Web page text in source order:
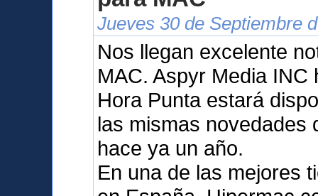
Jueves 30 de Septiembre
Nos llegan excelente
MAC. Aspyr Media
Hora Punta estará
las mismas novedades
hace ya un año.
En una de las mejores